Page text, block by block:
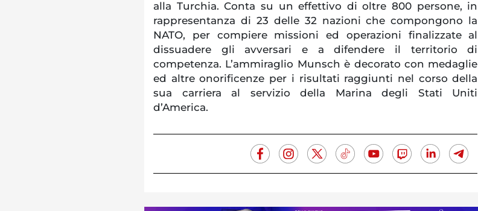
alla Turchia. Conta su un effettivo di oltre 800 persone, in
rappresentanza di 23 delle 32 nazioni che compongono la
NATO, per compiere missioni ed operazioni finalizzate al
dissuadere gli avversari e a difendere il territorio di
competenza. L’ammiraglio Munsch è decorato con medaglie
ed altre onorificenze per i risultati raggiunti nel corso della
sua carriera al servizio della Marina degli Stati Uniti
d’America.